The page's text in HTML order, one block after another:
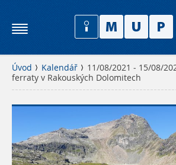
Úvod Kalendář
11/08/2021 - 15/08/
ferraty v Rakouských Dolomitech